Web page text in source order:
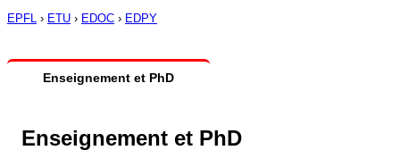
EPFL › ETU › EDOC › EDPY
Enseignement et PhD
Enseignement et PhD